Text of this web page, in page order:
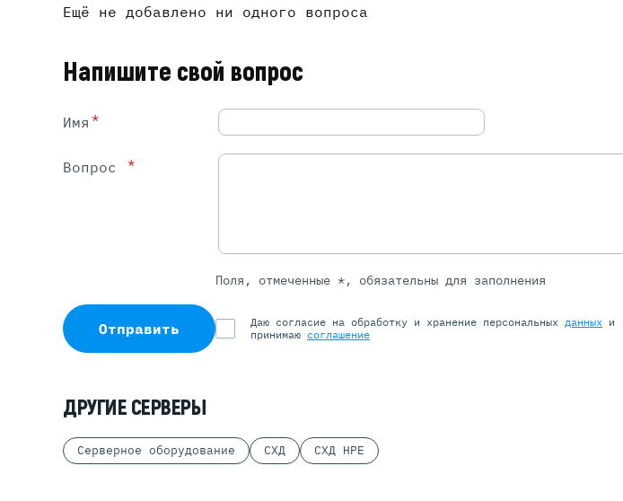
Ещё не добавлено ни одного вопроса
Напишите свой вопрос
Имя *
Вопрос *
Поля, отмеченные *, обязательны для заполнения
Отправить Даю согласие на обработку и хранение персональных данных и
принимаю соглашение
ДРУГИЕ СЕРВЕРЫ
Серверное оборудование СХД СХД HPE